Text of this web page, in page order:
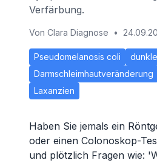
Verfärbung.
Von Clara Diagnose •
Pseudomelanosis coli
Darmschleimhautveränderung
Laxanzien
Haben Sie jemals ein
oder einen Colonoskop-
und plötzlich Fragen wie: